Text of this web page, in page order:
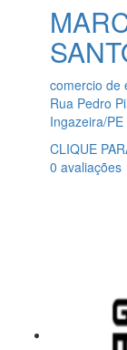
comercio de
Rua Pedro
Ingazeira/PE
CLIQUE
0 avaliações